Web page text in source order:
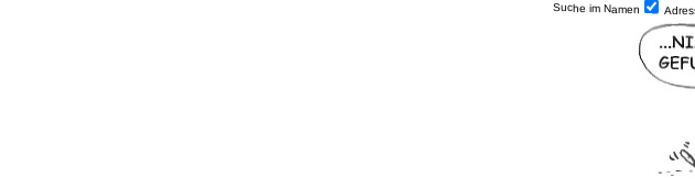
Suche im Namen